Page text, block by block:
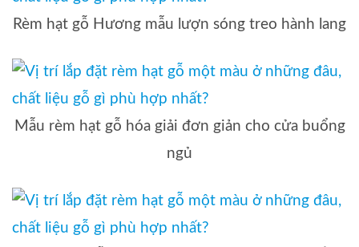
Rèm hạt gỗ Hương mẫu lượn sóng treo hành lang
Mẫu rèm hạt gỗ hóa giải đơn giản cho cửa buổng
ngủ